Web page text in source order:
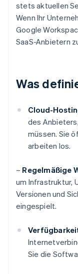
stets aktuellen
Wenn Ihr
Google
SaaS-Anbietern
Was
Cloud-
des
müssen. Sie
arbeiten los.
– Regelmäßige
um Infrastruktur,
Versionen und
eingespielt.
Sie die